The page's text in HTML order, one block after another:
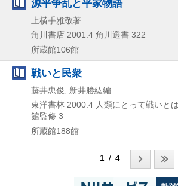
源平争乱と平家物語
上横手雅敬著
角川書店 2001.4 角川選書 322
所蔵館106館
戦いと民衆
藤井忠俊, 新井勝紘編
東洋書林 2000.4 人類にとって戦いと
館監修 3
所蔵館188館
1 / 4